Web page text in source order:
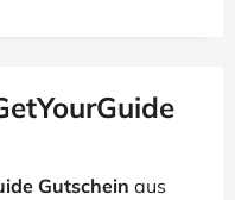
Gutschein aus